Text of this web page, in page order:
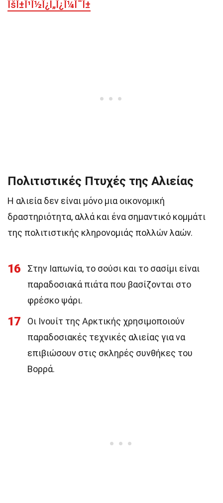
ÎšÎ±Î¹Î½Î¿Ï„Î¿Î¼Î¯Î±
Πολιτιστικές Πτυχές της Αλιείας
Η αλιεία δεν είναι μόνο μια οικονομική
δραστηριότητα, αλλά και ένα σημαντικό κομμάτι
της πολιτιστικής κληρονομιάς πολλών λαών.
16
Στην Ιαπωνία, το σούσι και το σασίμι είναι
παραδοσιακά πιάτα που βασίζονται στο
φρέσκο ψάρι.
17
Οι Ινουίτ της Αρκτικής χρησιμοποιούν
παραδοσιακές τεχνικές αλιείας για να
επιβιώσουν στις σκληρές συνθήκες του
Βορρά.